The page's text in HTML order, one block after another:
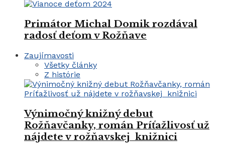
Primátor Michal Domik rozdával
radosť deťom v Rožňave
Zaujímavosti
Všetky články
Z histórie
Výnimočný knižný debut
Rožňavčanky, román Príťažlivosť už
nájdete v rožňavskej knižnici